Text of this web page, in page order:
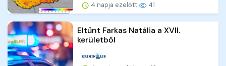
4 napja ezelőtt 41
Eltűnt Farkas Natália a XVII.
kerületből